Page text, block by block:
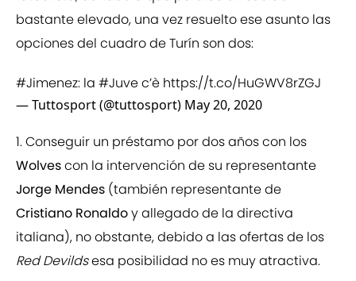
bastante elevado, una vez resuelto ese asunto las
opciones del cuadro de Turín son dos:
#Jimenez: la #Juvec’è https://t.co/HuGWV8rZGJ
— Tuttosport (@tuttosport) May 20, 2020
1. Conseguir un préstamo por dos años con los
Wolvescon la intervención de su representante
Jorge Mendes (también representante de
Cristiano Ronaldoy allegado de la directiva
italiana), no obstante, debido a las ofertas de los
Red Devildsesa posibilidad no es muy atractiva.